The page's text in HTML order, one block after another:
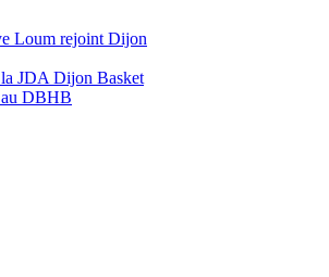
Loum rejoint Dijon
la JDA Dijon Basket
au DBHB